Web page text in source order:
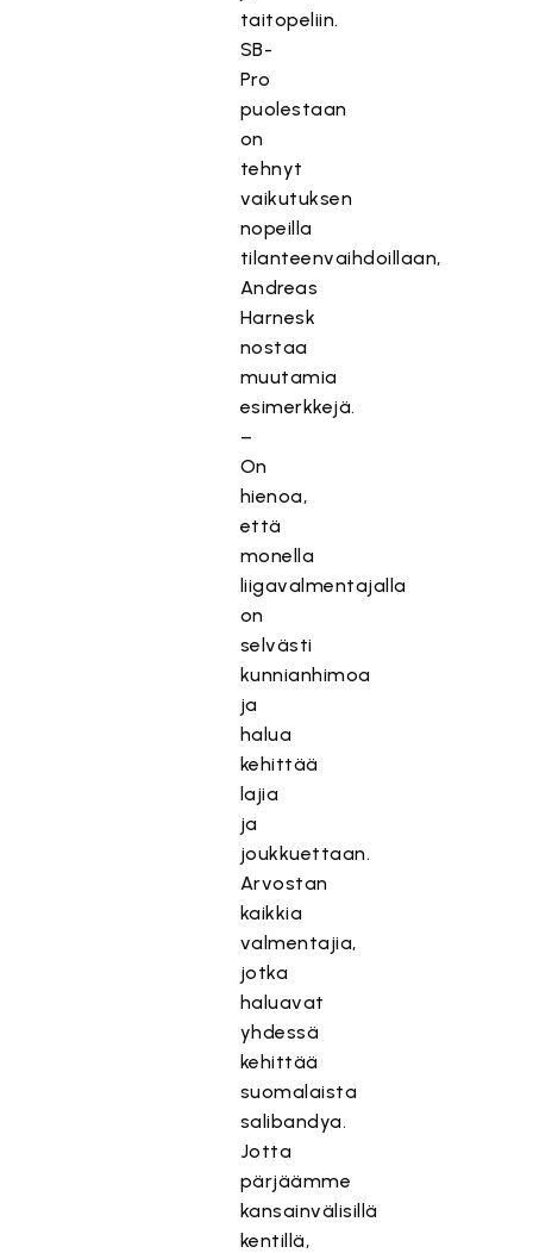
taitopeliin.
SB-
Pro
puolestaan
on
tehnyt
vaikutuksen
nopeilla
tilanteenvaihdoillaan,
Andreas
Harnesk
nostaa
muutamia
esimerkkejä.
–
On
hienoa,
että
monella
liigavalmentajalla
on
selvästi
kunnianhimoa
ja
halua
kehittää
lajia
ja
joukkuettaan.
Arvostan
kaikkia
valmentajia,
jotka
haluavat
yhdessä
kehittää
suomalaista
salibandya.
Jotta
pärjäämme
kansainvälisillä
kentillä,